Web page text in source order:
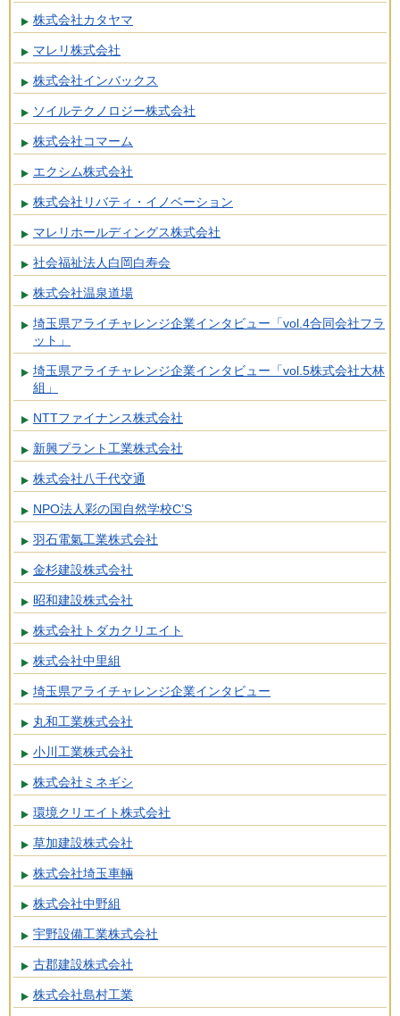
株式会社カタヤマ
マレリ株式会社
株式会社インバックス
ソイルテクノロジー株式会社
株式会社コマーム
エクシム株式会社
株式会社リバティ・イノベーション
マレリホールディングス株式会社
社会福祉法人白岡白寿会
株式会社温泉道場
埼玉県アライチャレンジ企業インタビュー「vol.4合同会社フラ
ット」
埼玉県アライチャレンジ企業インタビュー「vol.5株式会社大林
組」
NTTファイナンス株式会社
新興プラント工業株式会社
株式会社八千代交通
NPO法人彩の国自然学校C’S
羽石電氣工業株式会社
金杉建設株式会社
昭和建設株式会社
株式会社トダカクリエイト
株式会社中里組
埼玉県アライチャレンジ企業インタビュー
丸和工業株式会社
小川工業株式会社
株式会社ミネギシ
環境クリエイト株式会社
草加建設株式会社
株式会社埼玉車輛
株式会社中野組
宇野設備工業株式会社
古郡建設株式会社
株式会社島村工業